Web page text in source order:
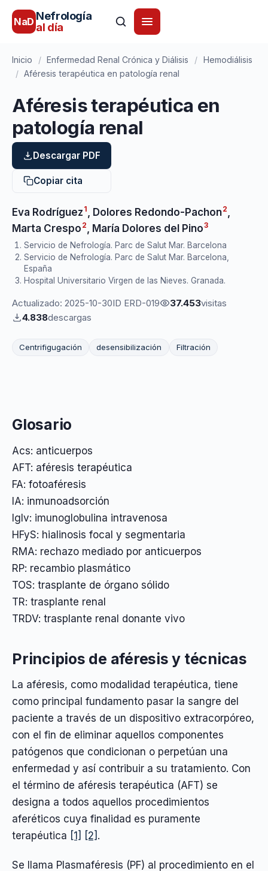
NaD Nefrología
al día
Inicio / Enfermedad Renal Crónica y Diálisis / Hemodiálisis
/ Aféresis terapéutica en patología renal
Aféresis terapéutica en
patología renal
Descargar PDF
Copiar cita
Eva Rodríguez 1 Dolores Redondo-Pachon2
Marta Crespo 2 María Dolores del Pino3
Servicio de Nefrología. Parc de Salut Mar. Barcelona
Servicio de Nefrología. Parc de Salut Mar. Barcelona,
España
Hospital Universitario Virgen de las Nieves. Granada.
Actualizado: 2025-10-30ID ERD-019 37.453visitas
4.838descargas
Centrifigugación desensibilización Filtración
Glosario
Acs: anticuerpos
AFT: aféresis terapéutica
FA: fotoaféresis
IA: inmunoadsorción
IgIv: imunoglobulina intravenosa
HFyS: hialinosis focal y segmentaria
RMA: rechazo mediado por anticuerpos
RP: recambio plasmático
TOS: trasplante de órgano sólido
TR: trasplante renal
TRDV: trasplante renal donante vivo
Principios de aféresis y técnicas
La aféresis, como modalidad terapéutica, tiene
como principal fundamento pasar la sangre del
paciente a través de un dispositivo extracorpóreo,
con el fin de eliminar aquellos componentes
patógenos que condicionan o perpetúan una
enfermedad y así contribuir a su tratamiento. Con
el término de aféresis terapéutica (AFT) se
designa a todos aquellos procedimientos
aferéticos cuya finalidad es puramente
terapéutica [1] [2] .
Se llama Plasmaféresis (PF) al procedimiento en el